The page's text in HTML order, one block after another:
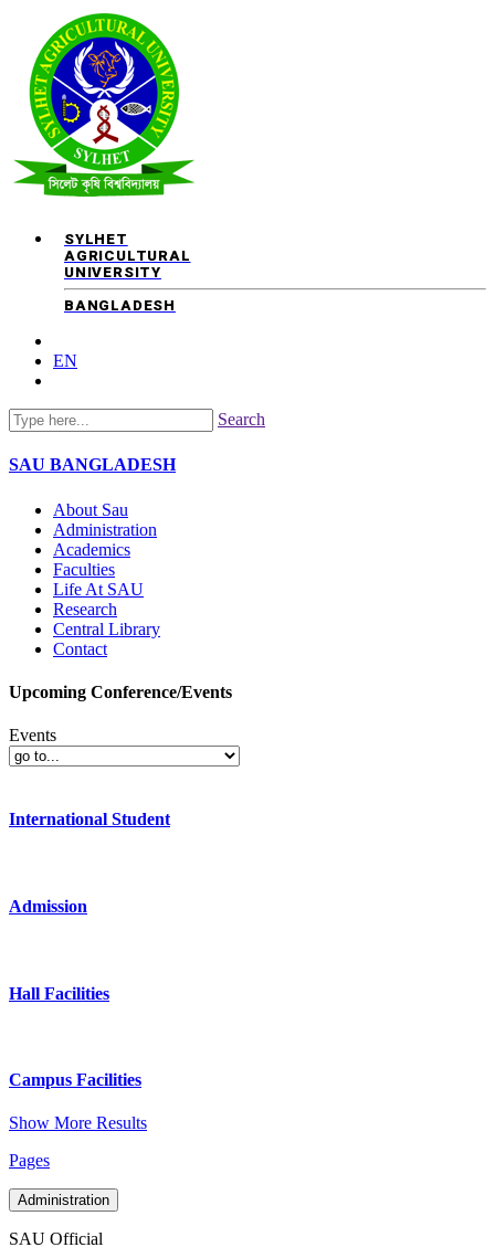
SYLHET
AGRICULTURAL
UNIVERSITY
BANGLADESH
EN
Search
SAU BANGLADESH
About Sau
Administration
Academics
Faculties
Life At SAU
Research
Central Library
Contact
Upcoming Conference/Events
Events
International Student
Admission
Hall Facilities
Campus Facilities
Show More Results
Pages
Administration
SAU Official